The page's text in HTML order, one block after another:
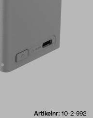
Artikelnr: 10-2-992